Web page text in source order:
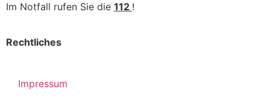
Im Notfall rufen Sie die 112 !
Rechtliches
Impressum